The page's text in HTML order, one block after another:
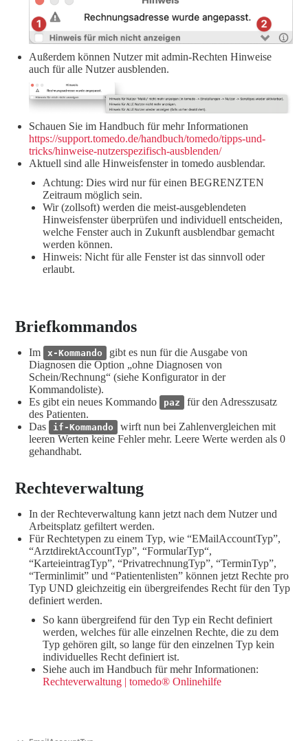
Außerdem können Nutzer mit admin-Rechten Hinweise
auch für alle Nutzer ausblenden.
Schauen Sie im Handbuch für mehr Informationen
https://support.tomedo.de/handbuch/tomedo/tipps-und-
tricks/hinweise-nutzerspezifisch-ausblenden/
Aktuell sind alle Hinweisfenster in tomedo ausblendar.
Achtung: Dies wird nur für einen BEGRENZTEN
Zeitraum möglich sein.
Wir (zollsoft) werden die meist-ausgeblendeten
Hinweisfenster überprüfen und individuell entscheiden,
welche Fenster auch in Zukunft ausblendbar gemacht
werden können.
Hinweis: Nicht für alle Fenster ist das sinnvoll oder
erlaubt.
Briefkommandos
Im x-Kommando
gibt es nun für die Ausgabe von
Diagnosen die Option „ohne Diagnosen von
Schein/Rechnung“ (siehe Konfigurator in der
Kommandoliste).
Es gibt ein neues Kommando
paz
für den Adresszusatz
des Patienten.
Das
if-Kommando
wirft nun bei Zahlenvergleichen mit
leeren Werten keine Fehler mehr. Leere Werte werden als 0
gehandhabt.
Rechteverwaltung
In der Rechteverwaltung kann jetzt nach dem Nutzer und
Arbeitsplatz gefiltert werden.
Für Rechtetypen zu einem Typ, wie “EMailAccountTyp”,
“ArztdirektAccountTyp”, “FormularTyp“,
“KarteieintragTyp”, “PrivatrechnungTyp”, “TerminTyp”,
“Terminlimit” und “Patientenlisten” können jetzt Rechte pro
Typ UND gleichzeitig ein übergreifendes Recht für den Typ
definiert werden.
So kann übergreifend für den Typ ein Recht definiert
werden, welches für alle einzelnen Rechte, die zu dem
Typ gehören gilt, so lange für den einzelnen Typ kein
individuelles Recht definiert ist.
Siehe auch im Handbuch für mehr Informationen:
Rechteverwaltung | tomedo® Onlinehilfe